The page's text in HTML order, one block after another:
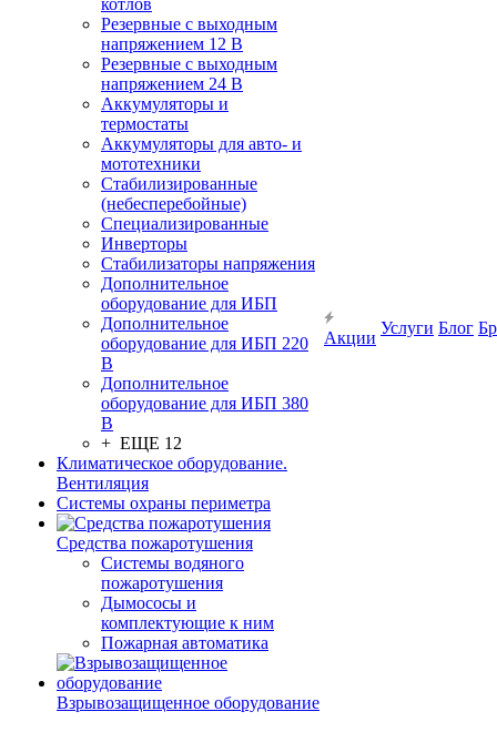
котлов
Резервные с выходным
напряжением 12 В
Резервные с выходным
напряжением 24 В
Аккумуляторы и
термостаты
Аккумуляторы для авто- и
мототехники
Стабилизированные
(небесперебойные)
Специализированные
Инверторы
Стабилизаторы напряжения
Дополнительное
оборудование для ИБП
Дополнительное
оборудование для ИБП 220
В
Дополнительное
оборудование для ИБП 380
В
+ ЕЩЕ 12
Климатическое оборудование.
Вентиляция
Системы охраны периметра
Средства пожаротушения
Системы водяного
пожаротушения
Дымососы и
комплектующие к ним
Пожарная автоматика
Взрывозащищенное оборудование
Акции
Услуги Блог